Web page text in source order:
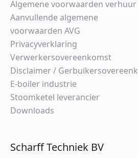
Algemene voorwaarden verhuur
Aanvullende algemene
voorwaarden AVG
Privacyverklaring
Verwerkersovereenkomst
Disclaimer /
E-boiler industrie
Stoomketel leverancier
Downloads
Scharff Techniek BV